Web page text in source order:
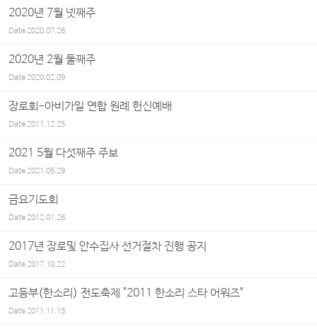
2020년 7월 넷째주
Date2020.07.26
2020년 2월 둘째주
Date2020.02.09
장로회-아비가일 연합 원례 헌신예배
Date2011.12.25
2021 5월 다섯째주 주보
Date2021.05.29
금요기도회
Date2012.01.26
2017년 장로및 안수집사 선거절차 진행 공지
Date2017.10.22
고등부(한소리) 전도축제 "2011 한소리 스타 어워즈"
Date2011.11.15